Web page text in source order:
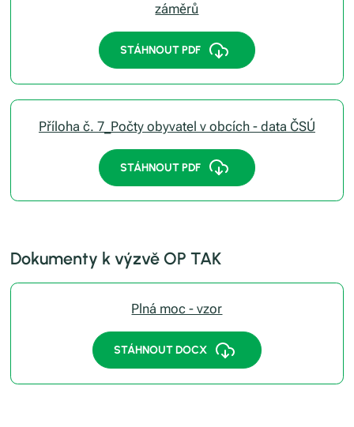
záměrů
STÁHNOUT PDF
Příloha č. 7_Počty obyvatel v obcích - data ČSÚ
STÁHNOUT PDF
Dokumenty k výzvě OP TAK
Plná moc - vzor
STÁHNOUT DOCX